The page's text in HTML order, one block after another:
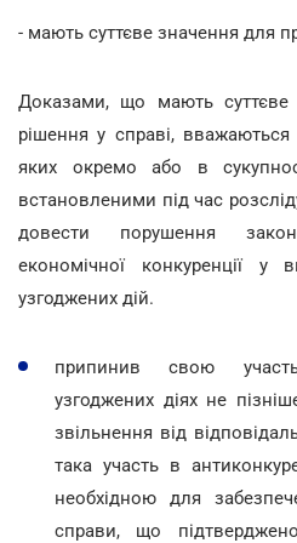
- мають суттєве значення для
Доказами, що мають суттєве
рішення у справі, вважаються
яких окремо або в
встановленими під час
довести порушення
економічної конкуренції у
узгоджених дій.
припинив свою
узгоджених діях не
звільнення від
така участь в
необхідною для
справи, що